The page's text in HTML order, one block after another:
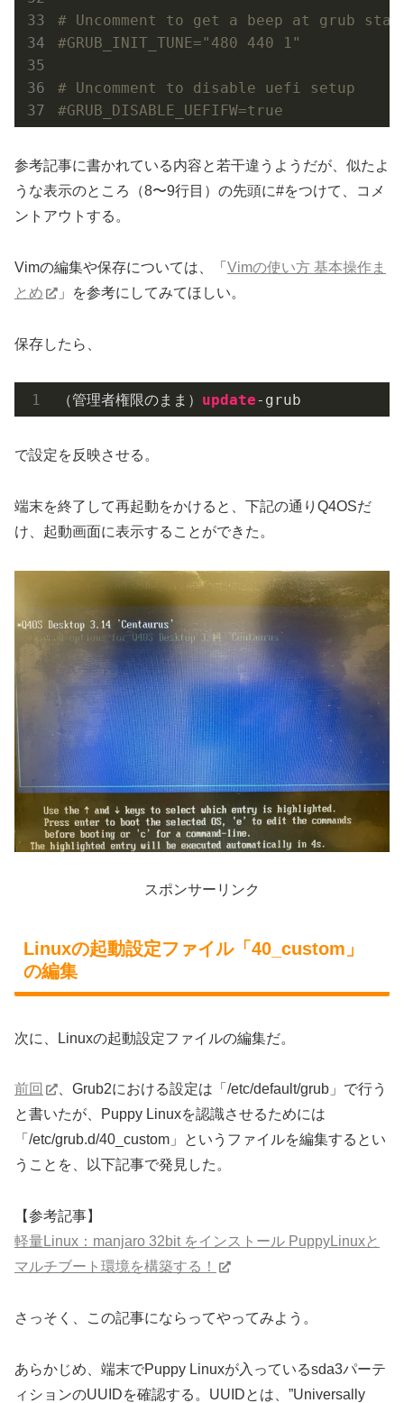
# Uncomment to get a beep at grub
#GRUB_INIT_TUNE="480 440 1"
# Uncomment to disable uefi setup
#GRUB_DISABLE_UEFIFW=true
参考記事に書かれている内容と若干違うようだが、似たよ
うな表示のところ（8〜9行目）の先頭に#をつけて、コメ
ントアウトする。
Vimの編集や保存については、「 Vimの使い方 基本操作ま
とめ
」を参考にしてみてほしい。
保存したら、
（管理者権限のまま） update-grub
で設定を反映させる。
端末を終了して再起動をかけると、下記の通りQ4OSだ
け、起動画面に表示することができた。
スポンサーリンク
Linuxの起動設定ファイル「40_custom」
の編集
次に、Linuxの起動設定ファイルの編集だ。
前回
、Grub2における設定は「/etc/default/grub」で行う
と書いたが、Puppy Linuxを認識させるためには
「/etc/grub.d/40_custom」というファイルを編集するとい
うことを、以下記事で発見した。
【参考記事】
軽量Linux：manjaro 32bit をインストール PuppyLinuxと
マルチブート環境を構築する！
さっそく、この記事にならってやってみよう。
あらかじめ、端末でPuppy Linuxが入っているsda3パーテ
ィションのUUIDを確認する。UUIDとは、”Universally